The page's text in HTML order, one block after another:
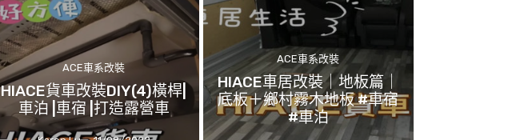
ACE車系改裝
HIACE貨車改裝DIY(4)橫桿|
車泊 |車宿 |打造露營車
ACE車系改裝
HIACE車居改裝｜地板篇｜
底板＋鄉村霧木地板 #車宿
#車泊